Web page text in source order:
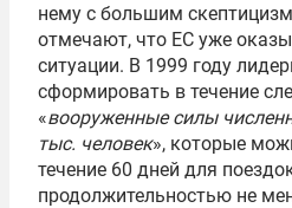
нему с большим
отмечают, что ЕС уже
ситуации. В 1999 году
сформировать в течение
«вооруженные силы
тыс. человек», которые
течение 60 дней для
продолжительностью не